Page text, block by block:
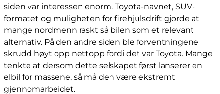
siden var interessen enorm. Toyota-navnet, SUV-
formatet og muligheten for firehjulsdrift gjorde at
mange nordmenn raskt så bilen som et relevant
alternativ. På den andre siden ble forventningene
skrudd høyt opp nettopp fordi det var Toyota. Mange
tenkte at dersom dette selskapet først lanserer en
elbil for massene, så må den være ekstremt
gjennomarbeidet.